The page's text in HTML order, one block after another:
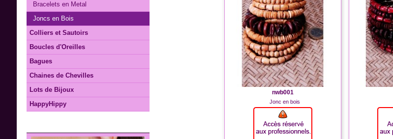
Bracelets en Metal
Joncs en Bois
Colliers et Sautoirs
Boucles d'Oreilles
Bagues
Chaines de Chevilles
Lots de Bijoux
HappyHippy
nwb001
Jonc en bois